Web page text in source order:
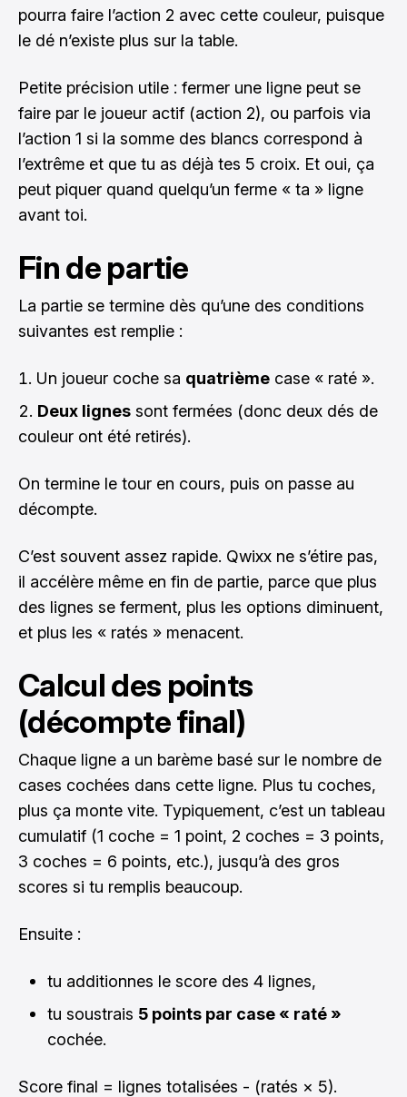
pourra faire l’action 2 avec cette couleur, puisque
le dé n’existe plus sur la table.
Petite précision utile : fermer une ligne peut se
faire par le joueur actif (action 2), ou parfois via
l’action 1 si la somme des blancs correspond à
l’extrême et que tu as déjà tes 5 croix. Et oui, ça
peut piquer quand quelqu’un ferme « ta » ligne
avant toi.
Fin de partie
La partie se termine dès qu’une des conditions
suivantes est remplie :
Un joueur coche sa quatrième case « raté ».
Deux lignes sont fermées (donc deux dés de
couleur ont été retirés).
On termine le tour en cours, puis on passe au
décompte.
C’est souvent assez rapide. Qwixx ne s’étire pas,
il accélère même en fin de partie, parce que plus
des lignes se ferment, plus les options diminuent,
et plus les « ratés » menacent.
Calcul des points
(décompte final)
Chaque ligne a un barème basé sur le nombre de
cases cochées dans cette ligne. Plus tu coches,
plus ça monte vite. Typiquement, c’est un tableau
cumulatif (1 coche = 1 point, 2 coches = 3 points,
3 coches = 6 points, etc.), jusqu’à des gros
scores si tu remplis beaucoup.
Ensuite :
tu additionnes le score des 4 lignes,
tu soustrais 5 points par case « raté »
cochée.
Score final = lignes totalisées - (ratés × 5).